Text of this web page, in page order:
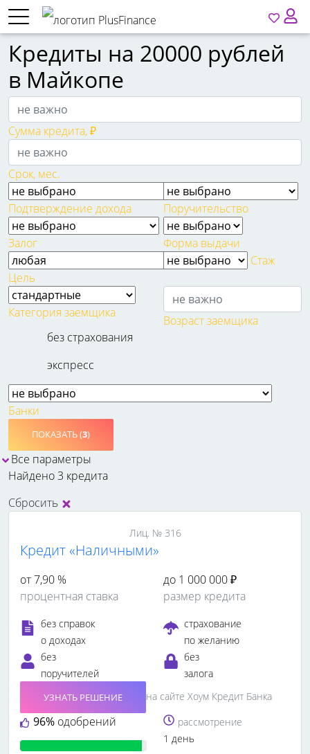
Кредиты на 20000 рублей
в Майкопе
Сумма кредита, ₽
Срок, мес.
Подтверждение дохода Поручительство
Залог Форма выдачи
Цель
Стаж
Категория заемщика
Возраст заемщика
без страхования
экспресс
Банки
ПОКАЗАТЬ (3)
Все параметры
Найдено 3 кредита
Сбросить
Лиц. № 316
Кредит «Наличными»
от 7,90 %
процентная ставка
до 1 000 000 ₽
размер кредита
без справок
о доходах
страхование
по желанию
без
поручителей
без
залога
96% одобрений
УЗНАТЬ РЕШЕНИЕ
на сайте Хоум Кредит Банка
рассмотрение
1 день